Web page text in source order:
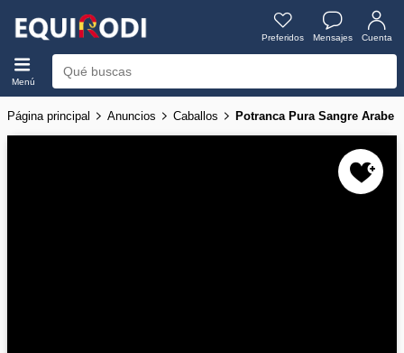
Preferidos Mensajes Cuenta
Menú
Página principal Anuncios Caballos Potranca Pura Sangre Arabe